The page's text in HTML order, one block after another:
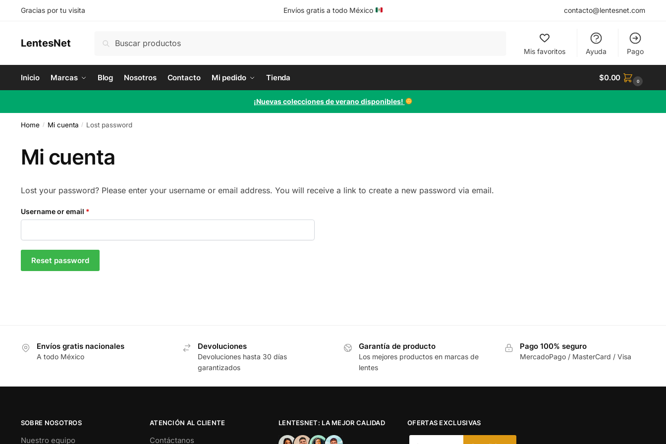
Gracias por tu visita Envíos gratis a todo México contacto@lentesnet.com
LentesNet Search
Mis favoritos Ayuda Pago
Inicio Marcas Blog Nosotros Contacto Mi pedido Tienda $0.00 0
¡Nuevas colecciones de verano disponibles!
Home / Mi cuenta / Lost password
Mi cuenta
Lost your password? Please enter your username or email address. You will receive a link to create a new password via email.
Username or email *Required
Reset password
Envíos gratis nacionales
A todo México
Devoluciones
Devoluciones hasta 30 días
garantizados
Garantía de producto
Los mejores productos en marcas de
lentes
Pago 100% seguro
MercadoPago / MasterCard / Visa
SOBRE NOSOTROS
Nuestro equipo
ATENCIÓN AL CLIENTE
Contáctanos
LENTESNET: LA MEJOR CALIDAD OFERTAS EXCLUSIVAS